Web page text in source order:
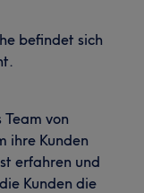
befindet sich
von
ihre Kunden
erfahren und
Kunden die